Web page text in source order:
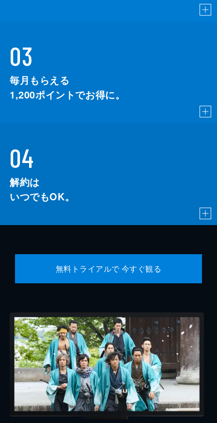
03
毎月もらえる
1,200ポイントでお得に。
04
解約は
いつでもOK。
無料トライアルで 今すぐ観る